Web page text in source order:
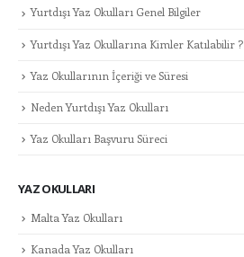
Yurtdışı Yaz Okulları Genel Bilgiler
Yurtdışı Yaz Okullarına Kimler Katılabilir ?
Yaz Okullarının İçeriği ve Süresi
Neden Yurtdışı Yaz Okulları
Yaz Okulları Başvuru Süreci
YAZ OKULLARI
Malta Yaz Okulları
Kanada Yaz Okulları